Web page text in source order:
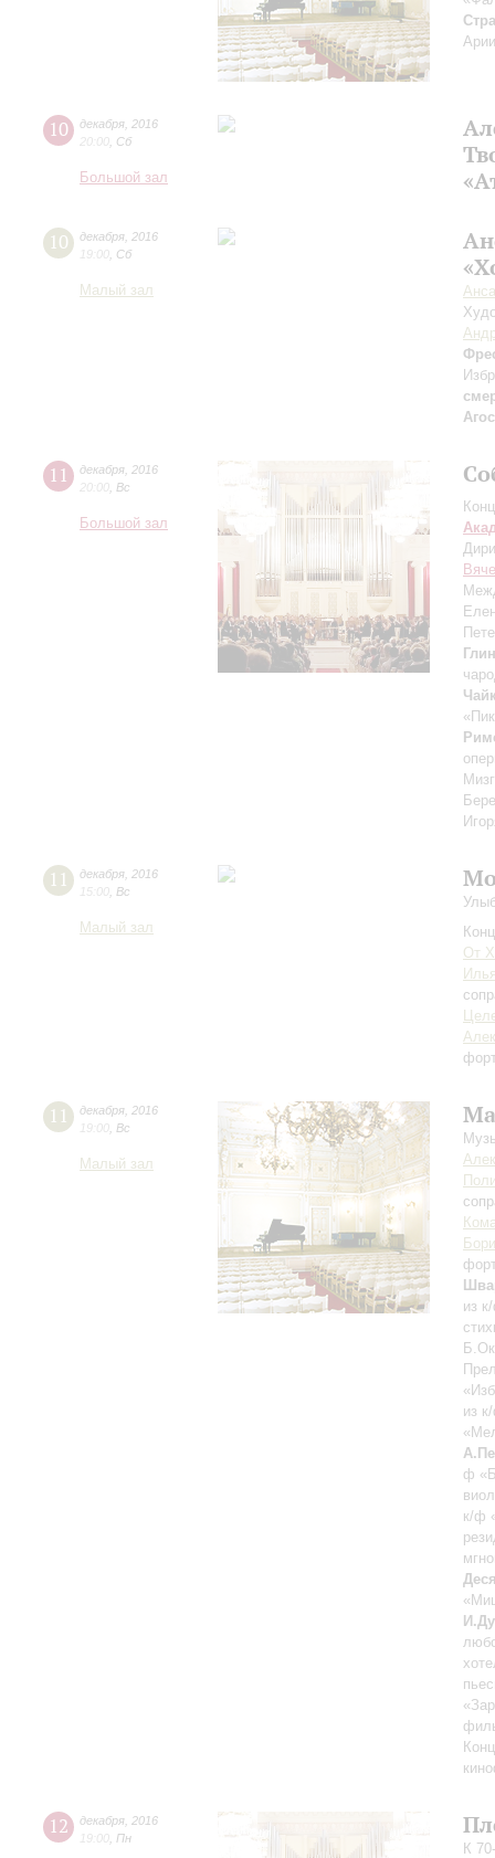
10 декабря 2016
20:00 Сб
Большой зал
10 декабря 2016
19:00 Сб
Малый зал
11 декабря 2016
20:00 Вс
Большой зал
11 декабря 2016
15:00 Вс
Малый зал
От
11 декабря 2016
19:00 Вс
Малый зал
из
из
ф
к/ф
12 декабря 2016
19:00 Пн
К